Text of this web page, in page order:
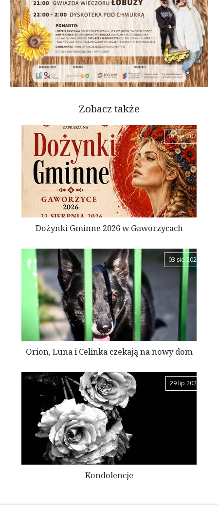
Zobacz także
07 sie 2026
Dożynki Gminne 2026 w Gaworzycach
03 sie 2026
Orion, Luna i Celinka czekają na nowy dom
29 lip 2026
Kondolencje